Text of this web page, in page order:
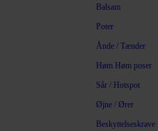
Balsam
Poter
Ånde / Tænder
Høm Høm poser
Sår / Hotspot
Øjne / Ører
Beskyttelseskrave